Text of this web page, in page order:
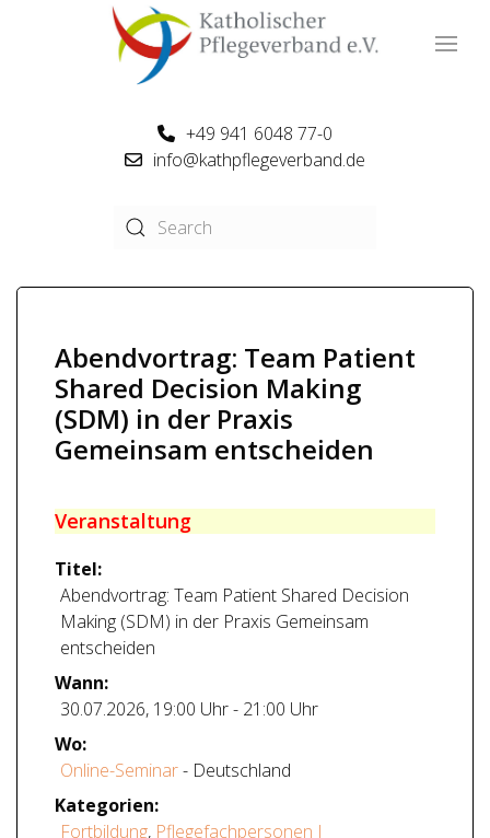
+49 941 6048 77-0
info@kathpflegeverband.de
Abendvortrag: Team Patient
Shared Decision Making
(SDM) in der Praxis
Gemeinsam entscheiden
Veranstaltung
Titel:
Abendvortrag: Team Patient Shared Decision
Making (SDM) in der Praxis Gemeinsam
entscheiden
Wann:
30.07.2026, 19:00 Uhr- 21:00 Uhr
Wo:
Online-Seminar- Deutschland
Kategorien:
Fortbildung, Pflegefachpersonen I